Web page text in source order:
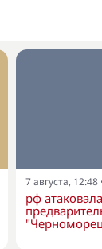
7 августа, 12:48
рф